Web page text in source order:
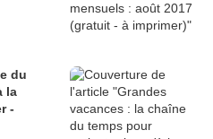
du
la
-